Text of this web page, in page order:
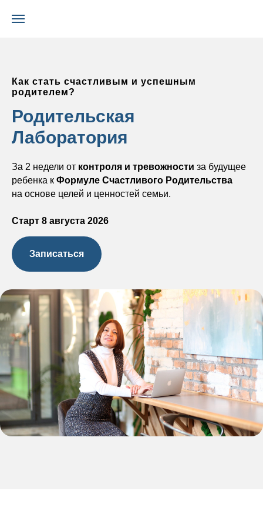
Как стать счастливым и успешным
родителем?
Родительская
Лаборатория
За 2 недели от контроля и тревожности за будущее
ребенка к Формуле Счастливого Родительства
на основе целей и ценностей семьи.
Старт 8 августа 2026
Записаться